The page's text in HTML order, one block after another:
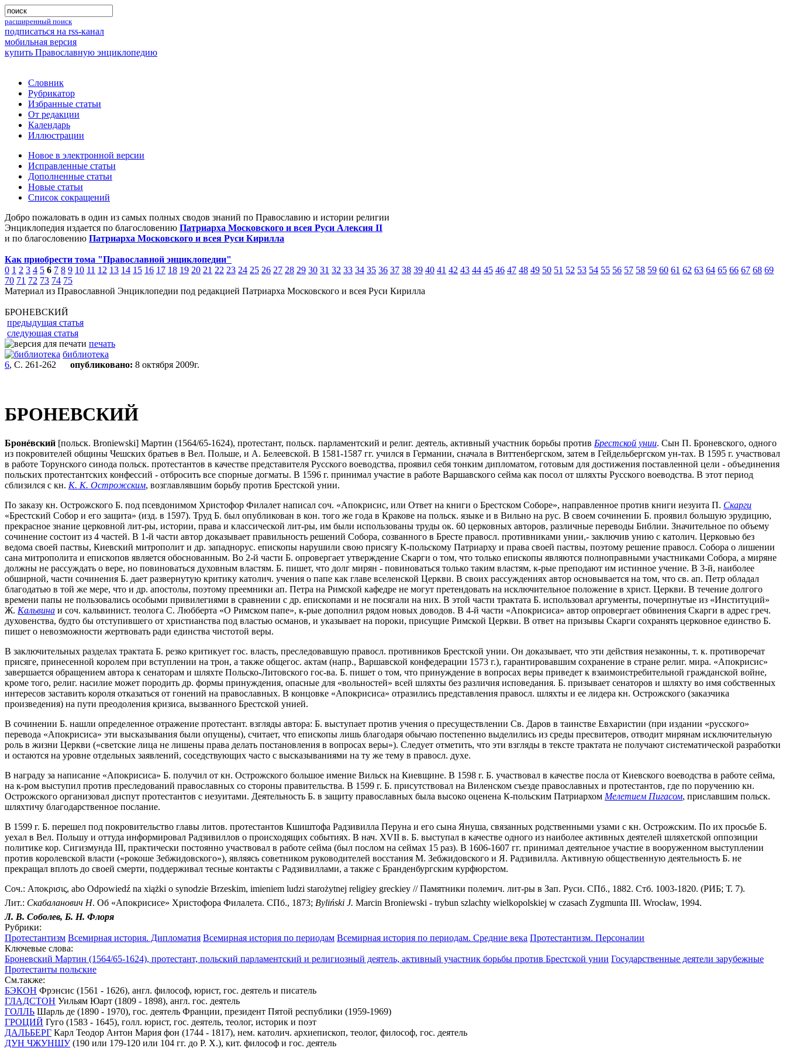
расширенный поиск
подписаться на rss-канал
мобильная версия
купить Православную энциклопедию
Словник
Рубрикатор
Избранные статьи
От редакции
Календарь
Иллюстрации
Новое в электронной версии
Исправленные статьи
Дополненные статьи
Новые статьи
Список сокращений
Добро пожаловать в один из самых полных сводов знаний по Православию и истории религии
Энциклопедия издается по благословению Патриарха Московского и всея Руси Алексия II
и по благословению Патриарха Московского и всея Руси Кирилла
Как приобрести тома "Православной энциклопедии"
0 1 2 3 4 5 6 7 8 9 10 11 12 13 14 15 16 17 18 19 20 21 22 23 24 25 26 27 28 29 30 31 32 33 34 35 36 37 38 39 40 41 42 43 44 45 46 47 48 49 50 51 52 53 54 55 56 57 58 59 60 61 62 63 64 65 66 67 68 69
70 71 72 73 74 75
Материал из Православной Энциклопедии под редакцией Патриарха Московского и всея Руси Кирилла
БРОНЕВСКИЙ
предыдущая статья
следующая статья
печать
библиотека
6, С. 261-262 опубликовано: 8 октября 2009г.
БРОНЕВСКИЙ
Бронéвский [польск. Broniewski] Мартин (1564/65-1624), протестант, польск. парламентский и религ. деятель, активный участник борьбы против Брестской унии. Сын П. Броневского, одного
из покровителей общины Чешских братьев в Вел. Польше, и А. Белеевской. В 1581-1587 гг. учился в Германии, сначала в Виттенбергском, затем в Гейдельбергском ун-тах. В 1595 г. участвовал
в работе Торунского синода польск. протестантов в качестве представителя Русского воеводства, проявил себя тонким дипломатом, готовым для достижения поставленной цели - объединения
польских протестантских конфессий - отбросить все спорные догматы. В 1596 г. принимал участие в работе Варшавского сейма как посол от шляхты Русского воеводства. В этот период
сблизился с кн. К. К. Острожским, возглавлявшим борьбу против Брестской унии.
По заказу кн. Острожского Б. под псевдонимом Христофор Филалет написал соч. «Апокрисис, или Ответ на книги о Брестском Соборе», направленное против книги иезуита П. Скарги
«Брестский Собор и его защита» (изд. в 1597). Труд Б. был опубликован в кон. того же года в Кракове на польск. языке и в Вильно на рус. В своем сочинении Б. проявил большую эрудицию,
прекрасное знание церковной лит-ры, истории, права и классической лит-ры, им были использованы труды ок. 60 церковных авторов, различные переводы Библии. Значительное по объему
сочинение состоит из 4 частей. В 1-й части автор доказывает правильность решений Собора, созванного в Бресте правосл. противниками унии,- заключив унию с католич. Церковью без
ведома своей паствы, Киевский митрополит и др. западнорус. епископы нарушили свою присягу К-польскому Патриарху и права своей паствы, поэтому решение правосл. Собора о лишении
сана митрополита и епископов является обоснованным. Во 2-й части Б. опровергает утверждение Скарги о том, что только епископы являются полноправными участниками Собора, а миряне
должны не рассуждать о вере, но повиноваться духовным властям. Б. пишет, что долг мирян - повиноваться только таким властям, к-рые преподают им истинное учение. В 3-й, наиболее
обширной, части сочинения Б. дает развернутую критику католич. учения о папе как главе вселенской Церкви. В своих рассуждениях автор основывается на том, что св. ап. Петр обладал
благодатью в той же мере, что и др. апостолы, поэтому преемники ап. Петра на Римской кафедре не могут претендовать на исключительное положение в христ. Церкви. В течение долгого
времени папы не пользовались особыми привилегиями в сравнении с др. епископами и не посягали на них. В этой части трактата Б. использовал аргументы, почерпнутые из «Институций»
Ж. Кальвина и соч. кальвинист. теолога С. Любберта «О Римском папе», к-рые дополнил рядом новых доводов. В 4-й части «Апокрисиса» автор опровергает обвинения Скарги в адрес греч.
духовенства, будто бы отступившего от христианства под властью османов, и указывает на пороки, присущие Римской Церкви. В ответ на призывы Скарги сохранять церковное единство Б.
пишет о невозможности жертвовать ради единства чистотой веры.
В заключительных разделах трактата Б. резко критикует гос. власть, преследовавшую правосл. противников Брестской унии. Он доказывает, что эти действия незаконны, т. к. противоречат
присяге, принесенной королем при вступлении на трон, а также общегос. актам (напр., Варшавской конфедерации 1573 г.), гарантировавшим сохранение в стране религ. мира. «Апокрисис»
завершается обращением автора к сенаторам и шляхте Польско-Литовского гос-ва. Б. пишет о том, что принуждение в вопросах веры приведет к взаимоистребительной гражданской войне,
кроме того, религ. насилие может породить др. формы принуждения, опасные для «вольностей» всей шляхты без различия исповедания. Б. призывает сенаторов и шляхту во имя собственных
интересов заставить короля отказаться от гонений на православных. В концовке «Апокрисиса» отразились представления правосл. шляхты и ее лидера кн. Острожского (заказчика
произведения) на пути преодоления кризиса, вызванного Брестской унией.
В сочинении Б. нашли определенное отражение протестант. взгляды автора: Б. выступает против учения о пресуществлении Св. Даров в таинстве Евхаристии (при издании «русского»
перевода «Апокрисиса» эти высказывания были опущены), считает, что епископы лишь благодаря обычаю постепенно выделились из среды пресвитеров, отводит мирянам исключительную
роль в жизни Церкви («светские лица не лишены права делать постановления в вопросах веры»). Следует отметить, что эти взгляды в тексте трактата не получают систематической разработки
и остаются на уровне отдельных заявлений, соседствующих часто с высказываниями на ту же тему в правосл. духе.
В награду за написание «Апокрисиса» Б. получил от кн. Острожского большое имение Вильск на Киевщине. В 1598 г. Б. участвовал в качестве посла от Киевского воеводства в работе сейма,
на к-ром выступил против преследований православных со стороны правительства. В 1599 г. Б. присутствовал на Виленском съезде православных и протестантов, где по поручению кн.
Острожского организовал диспут протестантов с иезуитами. Деятельность Б. в защиту православных была высоко оценена К-польским Патриархом Мелетием Пигасом, приславшим польск.
шляхтичу благодарственное послание.
В 1599 г. Б. перешел под покровительство главы литов. протестантов Кшиштофа Радзивилла Перуна и его сына Януша, связанных родственными узами с кн. Острожским. По их просьбе Б.
уехал в Вел. Польшу и оттуда информировал Радзивиллов о происходящих событиях. В нач. XVII в. Б. выступал в качестве одного из наиболее активных деятелей шляхетской оппозиции
политике кор. Сигизмунда III, практически постоянно участвовал в работе сейма (был послом на сеймах 15 раз). В 1606-1607 гг. принимал деятельное участие в вооруженном выступлении
против королевской власти («рокоше Зебжидовского»), являясь советником руководителей восстания М. Зебжидовского и Я. Радзивилла. Активную общественную деятельность Б. не
прекращал вплоть до своей смерти, поддерживал тесные контакты с Радзивиллами, а также с Бранденбургским курфюрстом.
Соч.: Αποκρισις, abo Odpowiedź na xiążki o synodzie Brzeskim, imieniem ludzi starożytnej religiey greckiey // Памятники полемич. лит-ры в Зап. Руси. СПб., 1882. Стб. 1003-1820. (РИБ; Т. 7).
Лит.: Скабаланович Н. Об «Апокрисисе» Христофора Филалета. СПб., 1873; Byliński J. Marcin Broniewski - trybun szlachty wielkopolskiej w czasach Zygmunta III. Wrocław, 1994.
Л. В. Соболев, Б. Н. Флоря
Рубрики:
Протестантизм Всемирная история. Дипломатия Всемирная история по периодам Всемирная история по периодам. Средние века Протестантизм. Персоналии
Ключевые слова:
Броневский Мартин (1564/65-1624), протестант, польский парламентский и религиозный деятель, активный участник борьбы против Брестской унии Государственные деятели зарубежные
Протестанты польские
См.также:
БЭКОН Фрэнсис (1561 - 1626), англ. философ, юрист, гос. деятель и писатель
ГЛАДСТОН Уильям Юарт (1809 - 1898), англ. гос. деятель
ГОЛЛЬ Шарль де (1890 - 1970), гос. деятель Франции, президент Пятой республики (1959-1969)
ГРОЦИЙ Гуго (1583 - 1645), голл. юрист, гос. деятель, теолог, историк и поэт
ДАЛЬБЕРГ Карл Теодор Антон Мария фон (1744 - 1817), нем. католич. архиепископ, теолог, философ, гос. деятель
ДУН ЧЖУНШУ(190 или 179-120 или 104 гг. до Р. Х.), кит. философ и гос. деятель